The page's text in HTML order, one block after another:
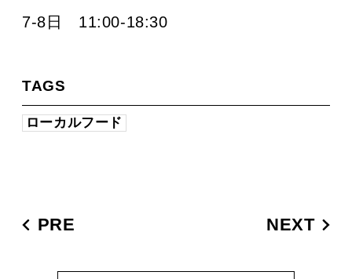
7-8日 11:00-18:30
TAGS
ローカルフード
PRE NEXT